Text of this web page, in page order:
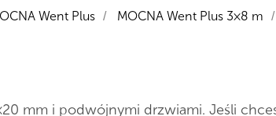
Went Plus / MOCNA Went Plus 3×8 m /
mm i podwójnymi drzwiami. Jeśli